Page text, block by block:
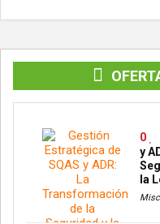
0
y
la